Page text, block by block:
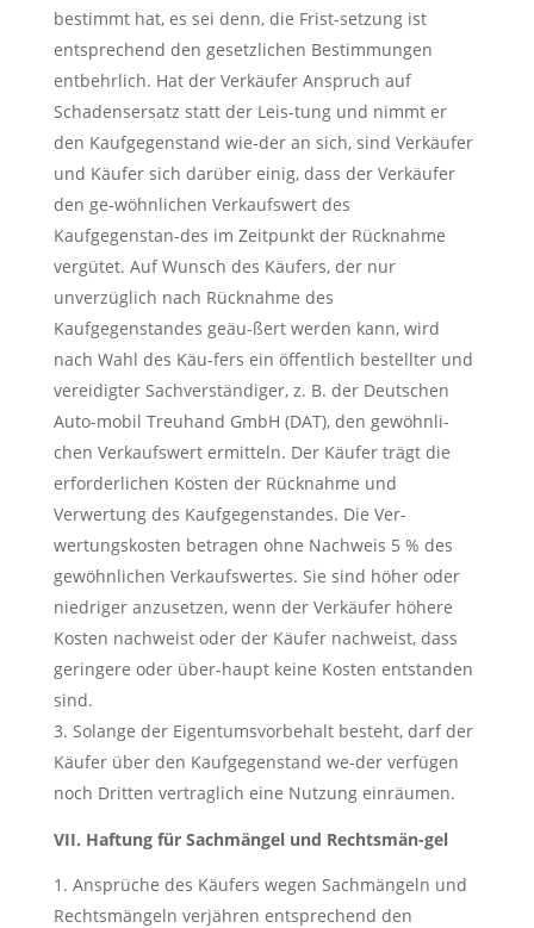
bestimmt hat, es sei denn, die Frist-setzung ist
entsprechend den gesetzlichen Bestimmungen
entbehrlich. Hat der Verkäufer Anspruch auf
Schadensersatz statt der Leis-tung und nimmt er
den Kaufgegenstand wie-der an sich, sind Verkäufer
und Käufer sich darüber einig, dass der Verkäufer
den ge-wöhnlichen Verkaufswert des
Kaufgegenstan-des im Zeitpunkt der Rücknahme
vergütet. Auf Wunsch des Käufers, der nur
unverzüglich nach Rücknahme des
Kaufgegenstandes geäu-ßert werden kann, wird
nach Wahl des Käu-fers ein öffentlich bestellter und
vereidigter Sachverständiger, z. B. der Deutschen
Auto-mobil Treuhand GmbH (DAT), den gewöhnli-
chen Verkaufswert ermitteln. Der Käufer trägt die
erforderlichen Kosten der Rücknahme und
Verwertung des Kaufgegenstandes. Die Ver-
wertungskosten betragen ohne Nachweis 5 % des
gewöhnlichen Verkaufswertes. Sie sind höher oder
niedriger anzusetzen, wenn der Verkäufer höhere
Kosten nachweist oder der Käufer nachweist, dass
geringere oder über-haupt keine Kosten entstanden
sind.
Solange der Eigentumsvorbehalt besteht, darf der
Käufer über den Kaufgegenstand we-der verfügen
noch Dritten vertraglich eine Nutzung einräumen.
VII. Haftung für Sachmängel und Rechtsmän-gel
Ansprüche des Käufers wegen Sachmängeln und
Rechtsmängeln verjähren entsprechend den